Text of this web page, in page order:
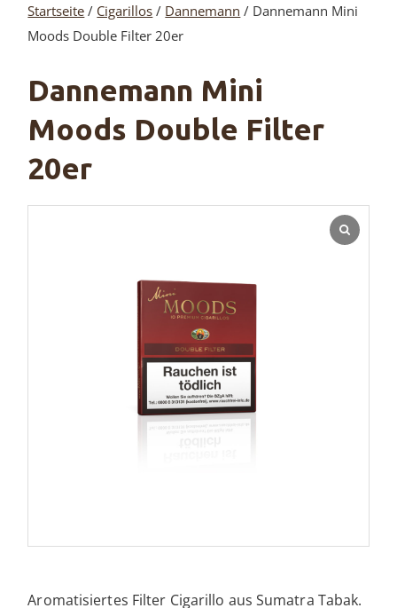
Startseite / Cigarillos / Dannemann / Dannemann Mini
Moods Double Filter 20er
Dannemann Mini
Moods Double Filter
20er
Aromatisiertes Filter Cigarillo aus Sumatra Tabak.